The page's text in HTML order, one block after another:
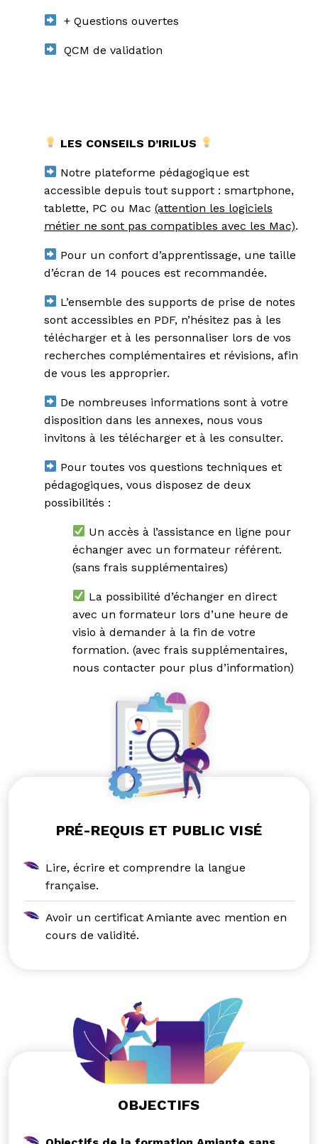
PRÉ-REQUIS ET PUBLIC VISÉ
Lire, écrire et comprendre la langue
française.
Avoir un certificat Amiante avec mention en
cours de validité.
OBJECTIFS
+ Questions ouvertes
QCM de validation
LES CONSEILS D’IRILUS
Notre plateforme pédagogique est
accessible depuis tout support : smartphone,
tablette, PC ou Mac (attention les logiciels
métier ne sont pas compatibles avec les Mac).
Pour un confort d’apprentissage, une taille
d’écran de 14 pouces est recommandée.
L’ensemble des supports de prise de notes
sont accessibles en PDF, n’hésitez pas à les
télécharger et à les personnaliser lors de vos
recherches complémentaires et révisions, afin
de vous les approprier.
De nombreuses informations sont à votre
disposition dans les annexes, nous vous
invitons à les télécharger et à les consulter.
Pour toutes vos questions techniques et
pédagogiques, vous disposez de deux
possibilités :
Un accès à l’assistance en ligne pour
échanger avec un formateur référent.
(sans frais supplémentaires)
La possibilité d’échanger en direct
avec un formateur lors d’une heure de
visio à demander à la fin de votre
formation. (avec frais supplémentaires,
nous contacter pour plus d’information)